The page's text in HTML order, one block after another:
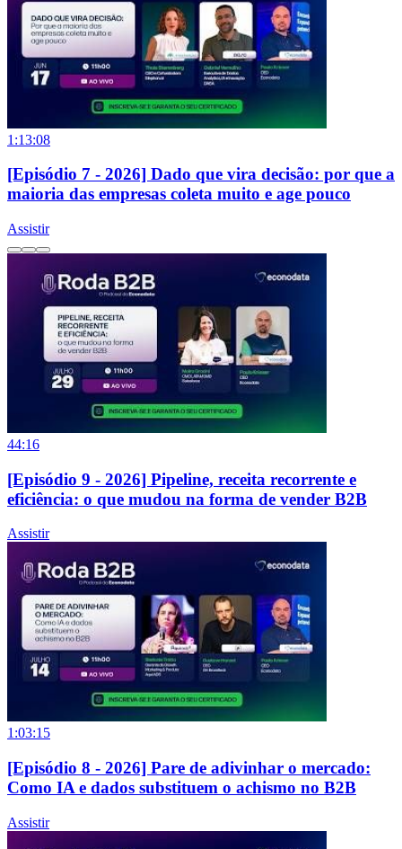
1:13:08
[Episódio 7 - 2026] Dado que vira decisão: por que a
maioria das empresas coleta muito e age pouco
Assistir
44:16
[Episódio 9 - 2026] Pipeline, receita recorrente e
eficiência: o que mudou na forma de vender B2B
Assistir
1:03:15
[Episódio 8 - 2026] Pare de adivinhar o mercado:
Como IA e dados substituem o achismo no B2B
Assistir